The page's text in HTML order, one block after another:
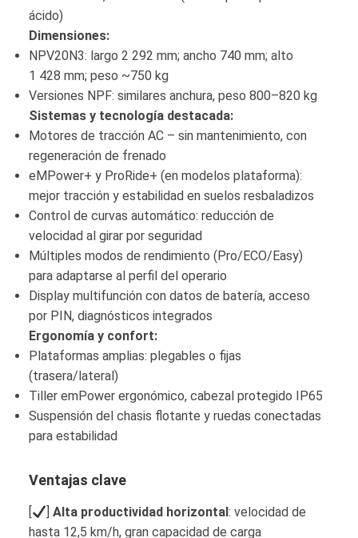
ácido)
Dimensiones:
NPV20N3: largo 2 292 mm; ancho 740 mm; alto
1 428 mm; peso ~750 kg
Versiones NPF: similares anchura, peso 800–820 kg
Sistemas y tecnología destacada:
Motores de tracción AC – sin mantenimiento, con
regeneración de frenado
eMPower+ y ProRide+ (en modelos plataforma):
mejor tracción y estabilidad en suelos resbaladizos
Control de curvas automático: reducción de
velocidad al girar por seguridad
Múltiples modos de rendimiento (Pro/ECO/Easy)
para adaptarse al perfil del operario
Display multifunción con datos de batería, acceso
por PIN, diagnósticos integrados
Ergonomía y confort:
Plataformas amplias: plegables o fijas
(trasera/lateral)
Tiller emPower ergonómico, cabezal protegido IP65
Suspensión del chasis flotante y ruedas conectadas
para estabilidad
Ventajas clave
[ ]Alta productividad horizontal: velocidad de
hasta 12,5 km/h, gran capacidad de carga